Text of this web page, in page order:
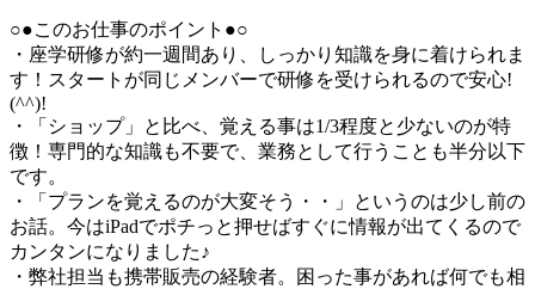
○●このお仕事のポイント●○
・座学研修が約一週間あり、しっかり知識を身に着けられま
す！スタートが同じメンバーで研修を受けられるので安心!
(^^)!
・「ショップ」と比べ、覚える事は1/3程度と少ないのが特
徴！専門的な知識も不要で、業務として行うことも半分以下
です。
・「プランを覚えるのが大変そう・・」というのは少し前の
お話。今はiPadでポチっと押せばすぐに情報が出てくるので
カンタンになりました♪
・弊社担当も携帯販売の経験者。困った事があれば何でも相